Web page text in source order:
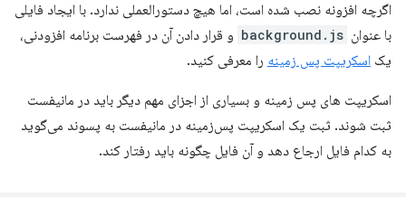
اگرچه افزونه نصب شده است، اما هیچ دستورالعملی ندارد. با ایجاد فایلی
با عنوان background.js و قرار دادن آن در فهرست برنامه افزودنی،
یک اسکریپت پس زمینه را معرفی کنید.
اسکریپت های پس زمینه و بسیاری از اجزای مهم دیگر باید در مانیفست
ثبت شوند. ثبت یک اسکریپت پس‌زمینه در مانیفست به پسوند می‌گوید
به کدام فایل ارجاع دهد و آن فایل چگونه باید رفتار کند.